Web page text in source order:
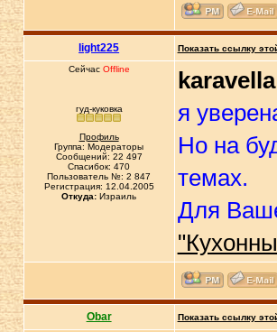
light225 Показать ссылку
Сейчас Offline
гуд-куковка
Профиль
Группа: Модераторы
Сообщений: 22 497
Спасибок: 470
Пользователь №: 2 847
Регистрация: 12.04.2005
Откуда: Израиль
karavella
я
Но на
темах.
Для
Obar Показать ссылку